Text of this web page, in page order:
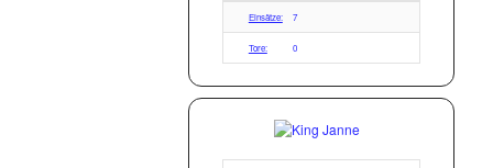
Einsätze: 7
Tore: 0